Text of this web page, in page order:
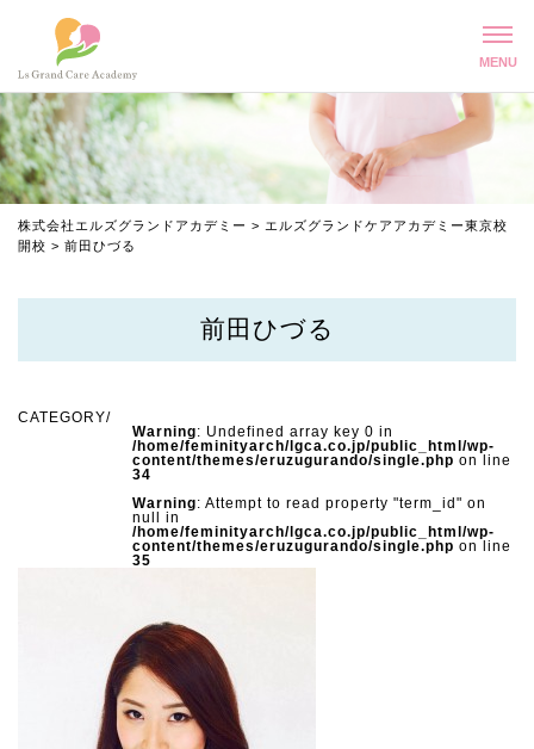
株式会社エルズグランドアカデミー > エルズグランドケアアカデミー東京校
開校 > 前田ひづる
前田ひづる
Warning: Undefined array key 0 in
/home/feminityarch/lgca.co.jp/public_html/wp-
content/themes/eruzugurando/single.php on line
34
Warning: Attempt to read property "term_id" on
null in
/home/feminityarch/lgca.co.jp/public_html/wp-
content/themes/eruzugurando/single.php on line
35